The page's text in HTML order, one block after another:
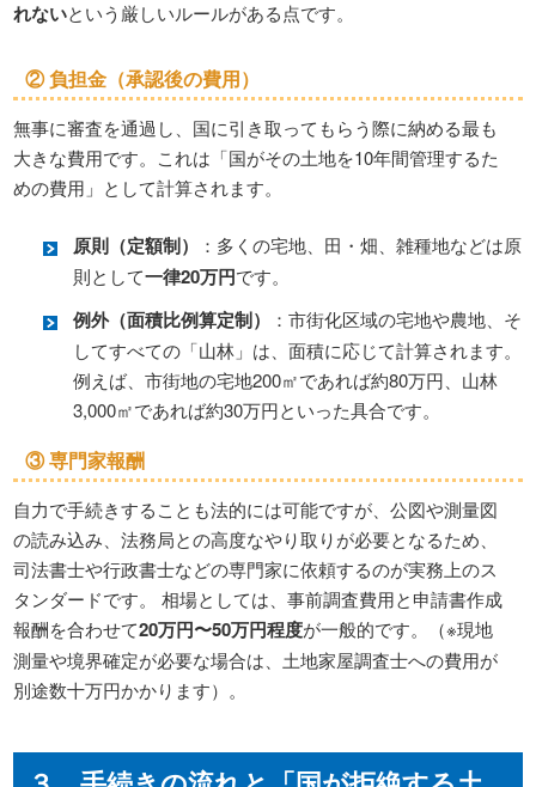
れないという厳しいルールがある点です。
② 負担金（承認後の費用）
無事に審査を通過し、国に引き取ってもらう際に納める最も
大きな費用です。これは「国がその土地を10年間管理するた
めの費用」として計算されます。
原則（定額制）
：多くの宅地、田・畑、雑種地などは原
則として一律20万円です。
例外（面積比例算定制）
：市街化区域の宅地や農地、そ
してすべての「山林」は、面積に応じて計算されます。
例えば、市街地の宅地200㎡であれば約80万円、山林
3,000㎡であれば約30万円といった具合です。
③ 専門家報酬
自力で手続きすることも法的には可能ですが、公図や測量図
の読み込み、法務局との高度なやり取りが必要となるため、
司法書士や行政書士などの専門家に依頼するのが実務上のス
タンダードです。 相場としては、事前調査費用と申請書作成
報酬を合わせて20万円〜50万円程度が一般的です。（※現地
測量や境界確定が必要な場合は、土地家屋調査士への費用が
別途数十万円かかります）。